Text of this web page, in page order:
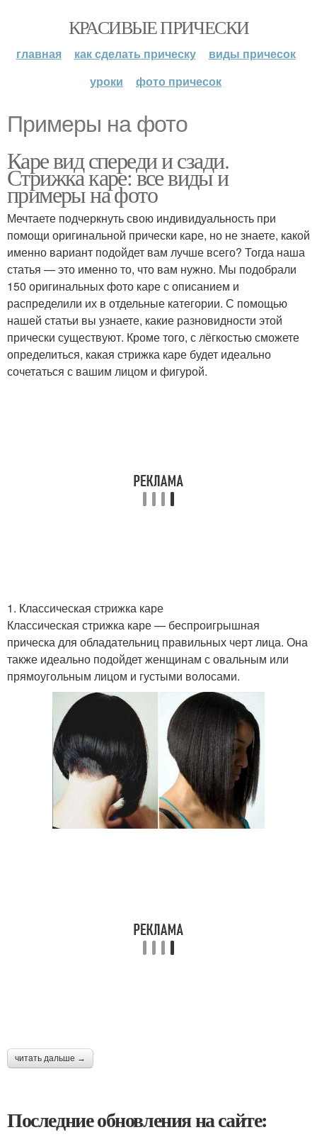
КРАСИВЫЕ ПРИЧЕСКИ
главная как сделать прическу
виды причесок
уроки
фото причесок
Примеры на фото
Каре вид спереди и сзади.
Стрижка каре: все виды и
примеры на фото
Мечтаете подчеркнуть свою индивидуальность при
помощи оригинальной прически каре, но не знаете, какой
именно вариант подойдет вам лучше всего? Тогда наша
статья — это именно то, что вам нужно. Мы подобрали
150 оригинальных фото каре с описанием и
распределили их в отдельные категории. С помощью
нашей статьи вы узнаете, какие разновидности этой
прически существуют. Кроме того, с лёгкостью сможете
определиться, какая стрижка каре будет идеально
сочетаться с вашим лицом и фигурой.
1. Классическая стрижка каре
Классическая стрижка каре — беспроигрышная
прическа для обладательниц правильных черт лица. Она
также идеально подойдет женщинам с овальным или
прямоугольным лицом и густыми волосами.
читать дальше →
Последние обновления на сайте: